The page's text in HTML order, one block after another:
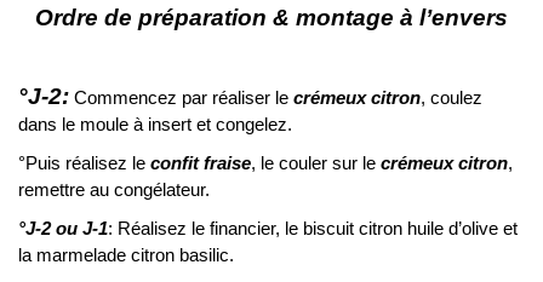
Ordre de préparation & montage à l’envers
°J-2: Commencez par réaliser le crémeux citron, coulez
dans le moule à insert et congelez.
°Puis réalisez le confit fraise, le couler sur le crémeux citron,
remettre au congélateur.
°J-2 ou J-1: Réalisez le financier, le biscuit citron huile d’olive et
la marmelade citron basilic.